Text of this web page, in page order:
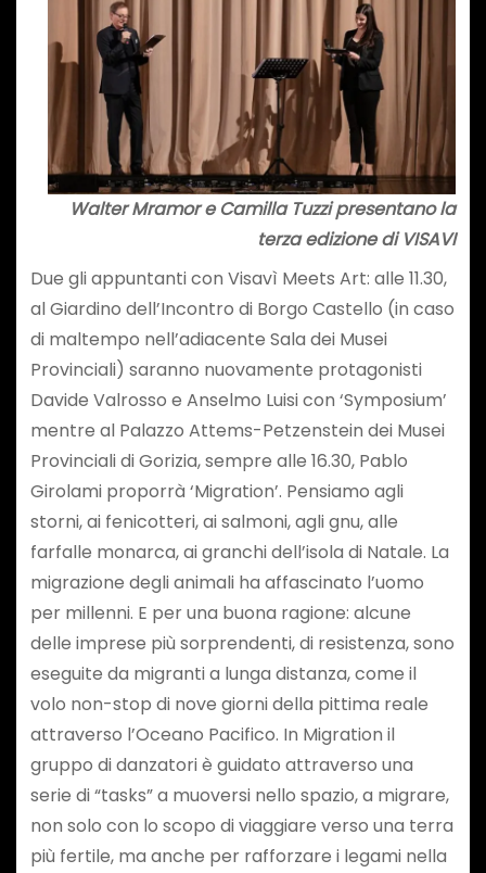
Walter Mramor e Camilla Tuzzi presentano la
terza edizione di VISAVI
Due gli appuntanti con Visavì Meets Art: alle 11.30,
al Giardino dell’Incontro di Borgo Castello (in caso
di maltempo nell’adiacente Sala dei Musei
Provinciali) saranno nuovamente protagonisti
Davide Valrosso e Anselmo Luisi con ‘Symposium’
mentre al Palazzo Attems-Petzenstein dei Musei
Provinciali di Gorizia, sempre alle 16.30, Pablo
Girolami proporrà ‘Migration’. Pensiamo agli
storni, ai fenicotteri, ai salmoni, agli gnu, alle
farfalle monarca, ai granchi dell’isola di Natale. La
migrazione degli animali ha affascinato l’uomo
per millenni. E per una buona ragione: alcune
delle imprese più sorprendenti, di resistenza, sono
eseguite da migranti a lunga distanza, come il
volo non-stop di nove giorni della pittima reale
attraverso l’Oceano Pacifico. In Migration il
gruppo di danzatori è guidato attraverso una
serie di “tasks” a muoversi nello spazio, a migrare,
non solo con lo scopo di viaggiare verso una terra
più fertile, ma anche per rafforzare i legami nella